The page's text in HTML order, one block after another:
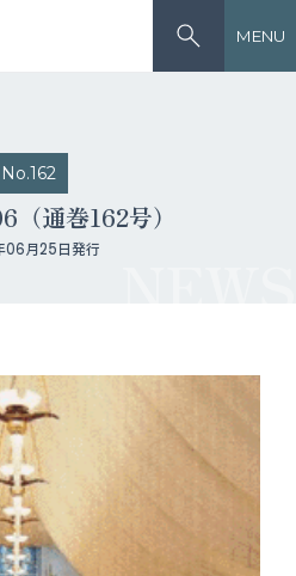
MENU
No.162
通巻162号）
06月25日発行